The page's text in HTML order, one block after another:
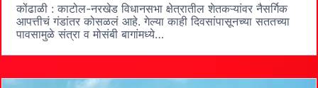
मोसंबी
शेतकऱ्यांचे
दिवाळीपूर्वी
व
कोंढाळी : काटोल-नरखेड विधानसभा क्षेत्रातील शेतकऱ्यांवर नैसर्गिक
आपत्तीचं गंडांतर कोसळलं आहे. गेल्या काही दिवसांपासूनच्या सततच्या
पावसामुळे संत्रा व मोसंबी बागांमध्ये…